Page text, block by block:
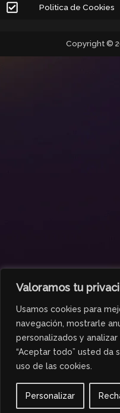
Valoramos tu
Usamos cookies para
navegación, mostrarle
personalizados y
“Aceptar todo” usted da
uso de las cookies.
Personalizar
Politica de Cookies
Copyright ©